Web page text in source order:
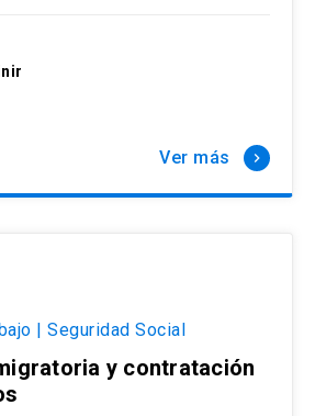
Ver más keyboard_arrow_right
| Seguridad Social
y contratación